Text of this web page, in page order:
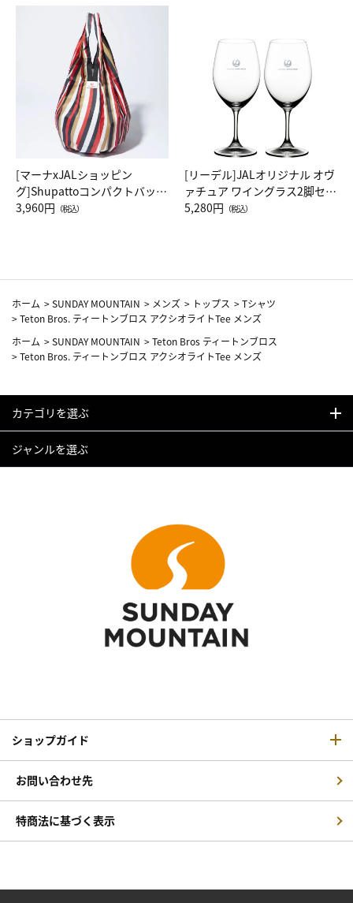
[マーナxJALショッピン
グ]Shupattoコンパクトバッグ
Drop JAL客室乗務員（LC）ス
3,960円 （税込）
[リーデル]JALオリジナル オヴ
ァチュア ワイングラス2脚セッ
ト（レッドワイン）
5,280円 （税込）
ホーム >SUNDAY MOUNTAIN > メンズ > トップス >Tシャツ
>Teton Bros. ティートンブロス アクシオライトTee メンズ
ホーム >SUNDAY MOUNTAIN >Teton Bros ティートンブロス
>Teton Bros. ティートンブロス アクシオライトTee メンズ
カテゴリを選ぶ
ジャンルを選ぶ
ショップガイド
お問い合わせ先
特商法に基づく表示